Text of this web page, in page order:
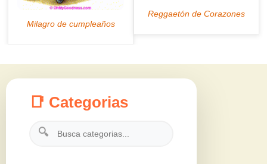
📑 Categorias
🔍